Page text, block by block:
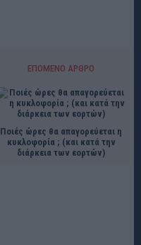
ΕΠΌΜΕΝΟ ΆΡΘΡΟ
Ποιές ώρες θα απαγορεύεται η
κυκλοφορία ; (και κατά την
διάρκεια των εορτών)